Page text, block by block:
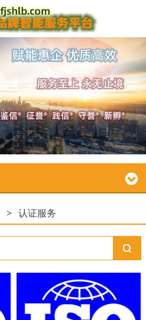
> 认证服务